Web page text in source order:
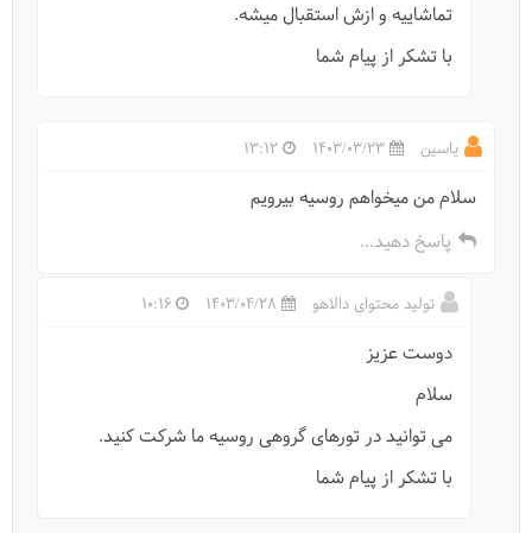
سفرنامه روسیه (مسکو+سنت پترزبورگ)
تماشاییه و ازش استقبال میشه.
با تشکر از پیام شما
یاسین 1403/03/23
13:12
سلام من میخواهم روسیه بیرویم
پاسخ دهید...
تولید محتوای دالاهو 1403/04/28
10:16
دوست عزیز
سلام
می توانید در تورهای گروهی روسیه ما شرکت کنید.
با تشکر از پیام شما